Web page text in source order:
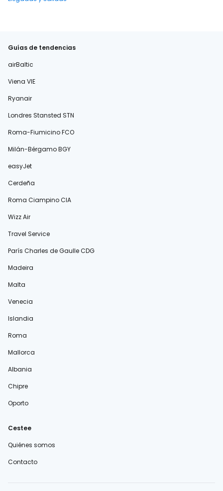
Guías de tendencias
airBaltic
Viena VIE
Ryanair
Londres Stansted STN
Roma-Fiumicino FCO
Milán-Bérgamo BGY
easyJet
Cerdeña
Roma Ciampino CIA
Wizz Air
Travel Service
París Charles de Gaulle CDG
Madeira
Malta
Venecia
Islandia
Roma
Mallorca
Albania
Chipre
Oporto
Cestee
Quiénes somos
Contacto